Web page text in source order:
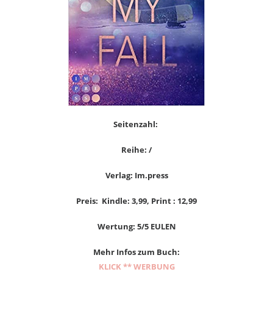
Seitenzahl:
Reihe: /
Verlag: Im.press
Preis: Kindle: 3,99, Print : 12,99
Wertung: 5/5 EULEN
Mehr Infos zum Buch:
KLICK ** WERBUNG